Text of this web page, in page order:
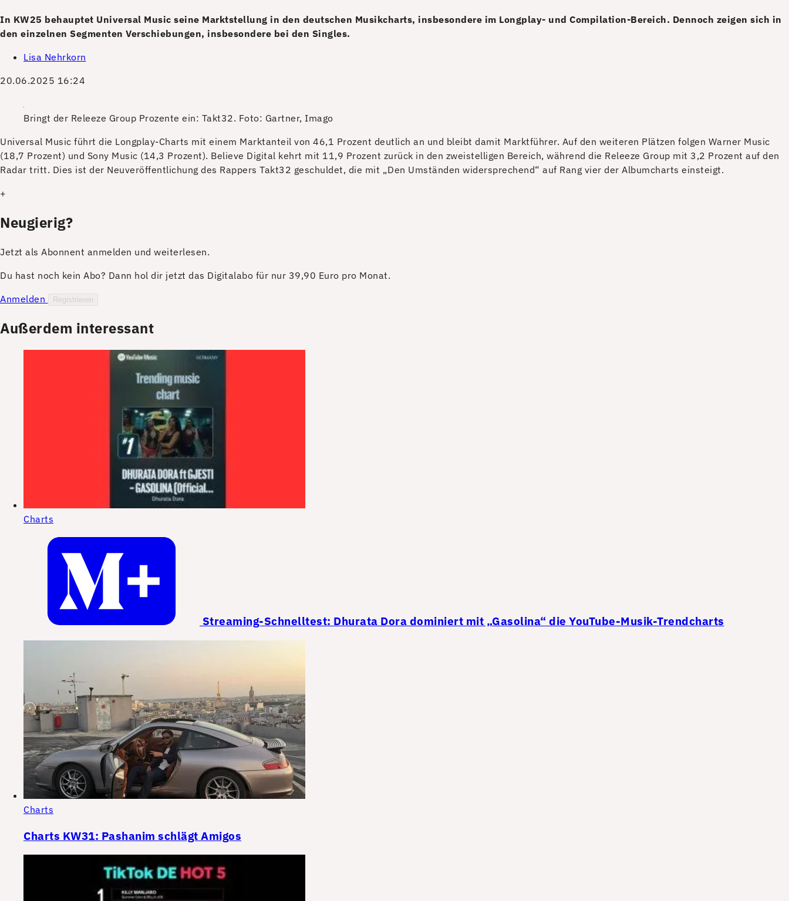
In KW25 behauptet Universal Music seine Marktstellung in den deutschen Musikcharts, insbesondere im Longplay- und Compilation-Bereich. Dennoch zeigen sich in
den einzelnen Segmenten Verschiebungen, insbesondere bei den Singles.
Lisa Nehrkorn
20.06.2025 16:24
Bringt der Releeze Group Prozente ein: Takt32. Foto: Gartner, Imago
Universal Music führt die Longplay-Charts mit einem Marktanteil von 46,1 Prozent deutlich an und bleibt damit Marktführer. Auf den weiteren Plätzen folgen Warner Music
(18,7 Prozent) und Sony Music (14,3 Prozent). Believe Digital kehrt mit 11,9 Prozent zurück in den zweistelligen Bereich, während die Releeze Group mit 3,2 Prozent auf den
Radar tritt. Dies ist der Neuveröffentlichung des Rappers Takt32 geschuldet, die mit „Den Umständen widersprechend“ auf Rang vier der Albumcharts einsteigt.
+
Neugierig?
Jetzt als Abonnent anmelden und weiterlesen.
Du hast noch kein Abo? Dann hol dir jetzt das Digitalabo für nur 39,90 Euro pro Monat.
Anmelden
Registrieren
Außerdem interessant
Charts
Streaming-Schnelltest: Dhurata Dora dominiert mit „Gasolina“ die YouTube-Musik-Trendcharts
Charts
Charts KW31: Pashanim schlägt Amigos